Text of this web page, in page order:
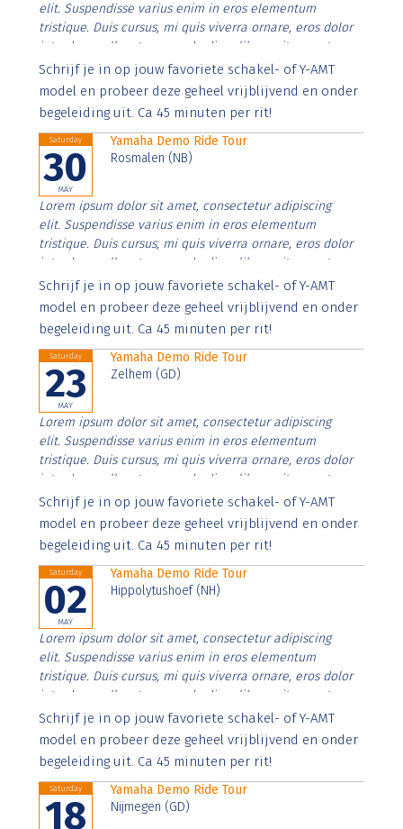
elit. Suspendisse varius enim in eros elementum
tristique. Duis cursus, mi quis viverra ornare, eros dolor
interdum nulla, ut commodo diam libero vitae erat.
Aenean faucibus nibh et justo cursus id rutrum lorem
imperdiet. Nunc ut sem vitae risus tristique posuere.
Schrijf je in op jouw favoriete schakel- of Y-AMT
model en probeer deze geheel vrijblijvend en onder
begeleiding uit. Ca 45 minuten per rit!
Saturday
30
MAY
Yamaha Demo Ride Tour
Rosmalen (NB)
Lorem ipsum dolor sit amet, consectetur adipiscing
elit. Suspendisse varius enim in eros elementum
tristique. Duis cursus, mi quis viverra ornare, eros dolor
interdum nulla, ut commodo diam libero vitae erat.
Aenean faucibus nibh et justo cursus id rutrum lorem
imperdiet. Nunc ut sem vitae risus tristique posuere.
Schrijf je in op jouw favoriete schakel- of Y-AMT
model en probeer deze geheel vrijblijvend en onder
begeleiding uit. Ca 45 minuten per rit!
Saturday
23
MAY
Yamaha Demo Ride Tour
Zelhem (GD)
Lorem ipsum dolor sit amet, consectetur adipiscing
elit. Suspendisse varius enim in eros elementum
tristique. Duis cursus, mi quis viverra ornare, eros dolor
interdum nulla, ut commodo diam libero vitae erat.
Aenean faucibus nibh et justo cursus id rutrum lorem
imperdiet. Nunc ut sem vitae risus tristique posuere.
Schrijf je in op jouw favoriete schakel- of Y-AMT
model en probeer deze geheel vrijblijvend en onder
begeleiding uit. Ca 45 minuten per rit!
Saturday
02
MAY
Yamaha Demo Ride Tour
Hippolytushoef (NH)
Lorem ipsum dolor sit amet, consectetur adipiscing
elit. Suspendisse varius enim in eros elementum
tristique. Duis cursus, mi quis viverra ornare, eros dolor
interdum nulla, ut commodo diam libero vitae erat.
Aenean faucibus nibh et justo cursus id rutrum lorem
imperdiet. Nunc ut sem vitae risus tristique posuere.
Schrijf je in op jouw favoriete schakel- of Y-AMT
model en probeer deze geheel vrijblijvend en onder
begeleiding uit. Ca 45 minuten per rit!
Saturday
18
Yamaha Demo Ride Tour
Nijmegen (GD)